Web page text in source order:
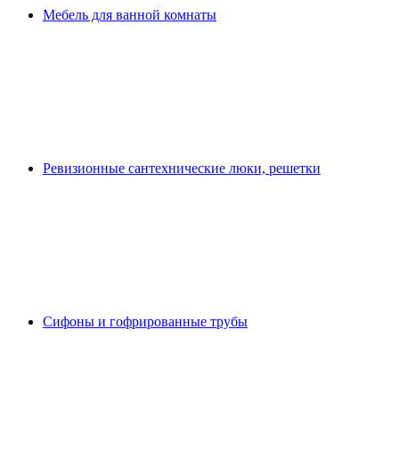
Мебель для ванной комнаты
Ревизионные сантехнические люки, решетки
Сифоны и гофрированные трубы